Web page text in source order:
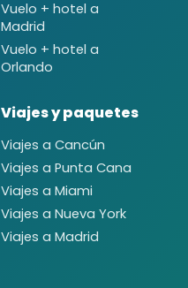
Vuelo + hotel a
Madrid
Vuelo + hotel a
Orlando
Viajes y paquetes
Viajes a Cancún
Viajes a Punta Cana
Viajes a Miami
Viajes a Nueva York
Viajes a Madrid